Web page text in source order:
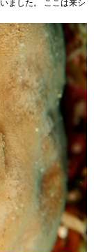
ました。 ここは来シ